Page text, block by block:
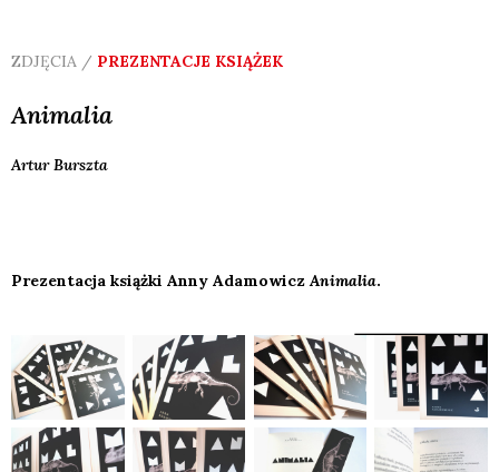
ZDJĘCIA / PREZENTACJE KSIĄŻEK
Animalia
ArturBurszta
Prezentacja książki Anny Adamowicz Animalia.